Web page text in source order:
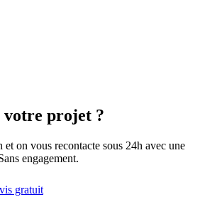
projet ?
on vous recontacte sous 24h avec une
engagement.
gratuit